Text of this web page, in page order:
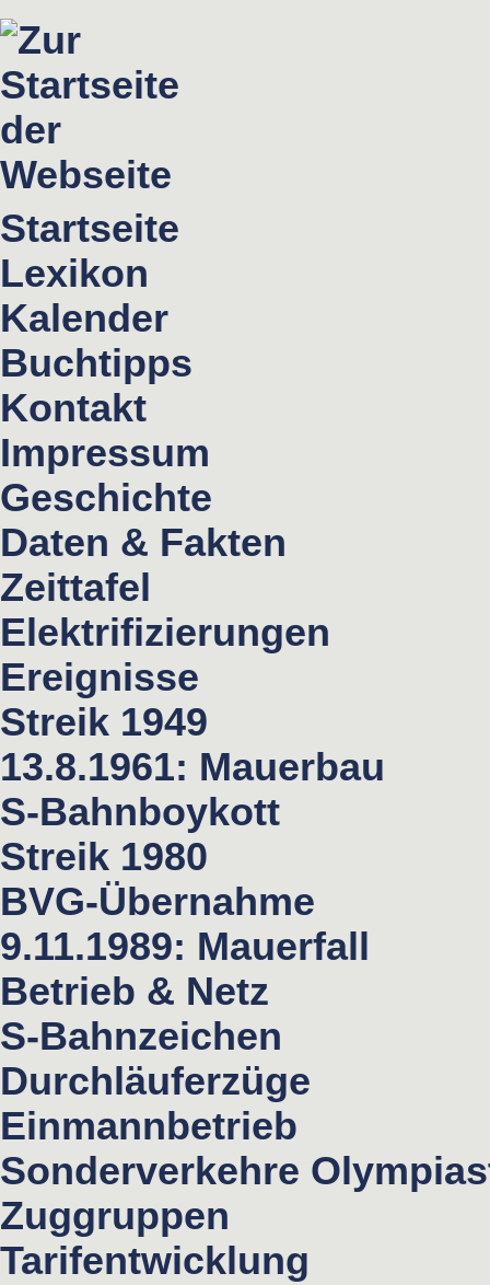
Startseite
Lexikon
Kalender
Buchtipps
Kontakt
Impressum
Geschichte
Daten & Fakten
Zeittafel
Elektrifizierungen
Ereignisse
Streik 1949
13.8.1961: Mauerbau
S-Bahnboykott
Streik 1980
BVG-Übernahme
9.11.1989: Mauerfall
Betrieb & Netz
S-Bahnzeichen
Durchläuferzüge
Einmannbetrieb
Sonderverkehre
Zuggruppen
Tarifentwicklung